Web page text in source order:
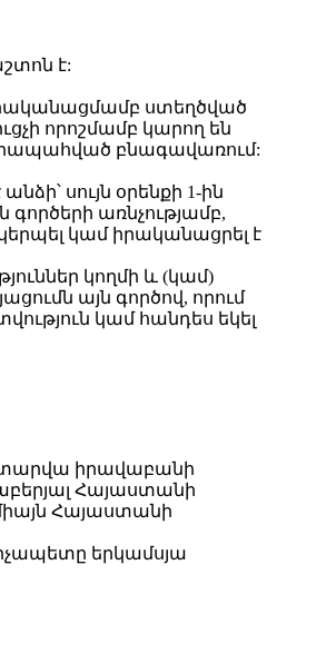
է:
իրականացմամբ ստեղծված
որոշմամբ կարող են
բնագավառում:
սույն օրենքի 1-ին
առնչությամբ,
կամ իրականացրել է
կողմի և (կամ)
այն գործով, որում
կամ հանդես եկել
տարվա իրավաբանի
Հայաստանի
Հայաստանի
երկամսյա